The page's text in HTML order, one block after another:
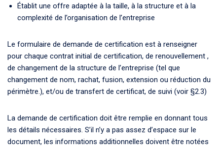
Établit une offre adaptée à la taille, à la structure et à la
complexité de l’organisation de l’entreprise
Le formulaire de demande de certification est à renseigner
pour chaque contrat initial de certification, de renouvellement ,
de changement de la structure de l’entreprise (tel que
changement de nom, rachat, fusion, extension ou réduction du
périmètre.), et/ou de transfert de certificat, de suivi (voir §2.3)
La demande de certification doit être remplie en donnant tous
les détails nécessaires. S’il n’y a pas assez d’espace sur le
document, les informations additionnelles doivent être notées